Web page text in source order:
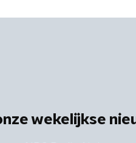
wekelijkse